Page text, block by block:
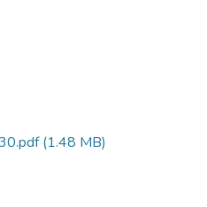
(1.48 MB)